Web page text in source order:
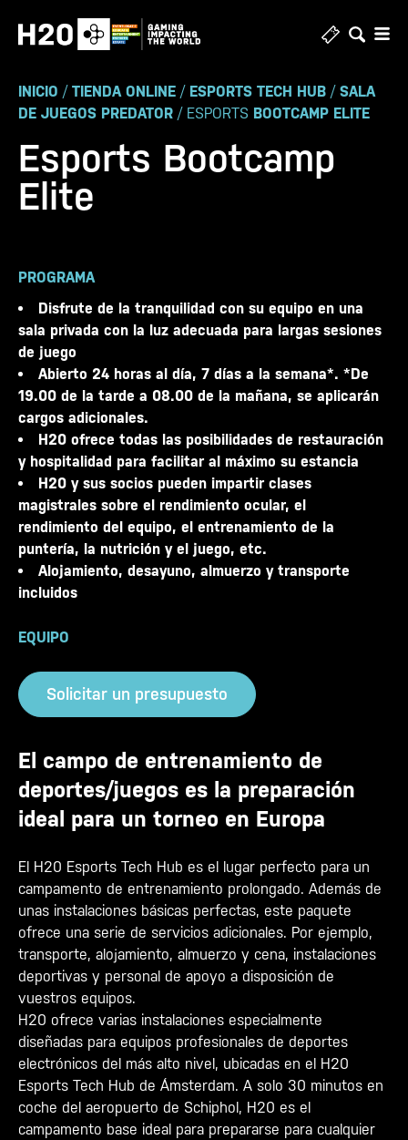
INICIO / TIENDA ONLINE / ESPORTS TECH HUB / SALA
DE JUEGOS PREDATOR / ESPORTS BOOTCAMP ELITE
Esports Bootcamp
Elite
PROGRAMA
Disfrute de la tranquilidad con su equipo en una
sala privada con la luz adecuada para largas sesiones
de juego
Abierto 24 horas al día, 7 días a la semana*. *De
19.00 de la tarde a 08.00 de la mañana, se aplicarán
cargos adicionales.
H20 ofrece todas las posibilidades de restauración
y hospitalidad para facilitar al máximo su estancia
H20 y sus socios pueden impartir clases
magistrales sobre el rendimiento ocular, el
rendimiento del equipo, el entrenamiento de la
puntería, la nutrición y el juego, etc.
Alojamiento, desayuno, almuerzo y transporte
incluidos
EQUIPO
Solicitar un presupuesto
El campo de entrenamiento de
deportes/juegos es la preparación
ideal para un torneo en Europa
El H20 Esports Tech Hub es el lugar perfecto para un
campamento de entrenamiento prolongado. Además de
unas instalaciones básicas perfectas, este paquete
ofrece una serie de servicios adicionales. Por ejemplo,
transporte, alojamiento, almuerzo y cena, instalaciones
deportivas y personal de apoyo a disposición de
vuestros equipos.
H20 ofrece varias instalaciones especialmente
diseñadas para equipos profesionales de deportes
electrónicos del más alto nivel, ubicadas en el H20
Esports Tech Hub de Ámsterdam. A solo 30 minutos en
coche del aeropuerto de Schiphol, H20 es el
campamento base ideal para prepararse para cualquier